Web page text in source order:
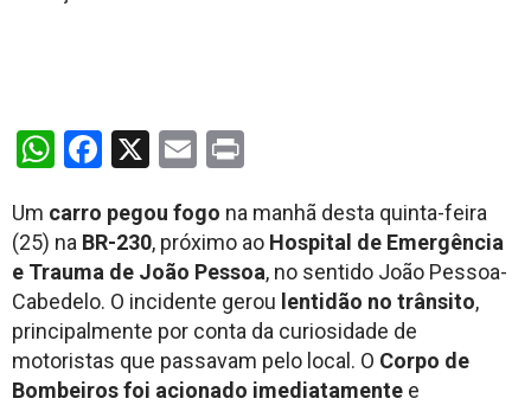
WhatsApp
Facebook
X Email
Um carro pegou fogo na manhã desta quinta-feira
(25) na BR-230, próximo ao Hospital de Emergência
e Trauma de João Pessoa, no sentido João Pessoa-
Cabedelo. O incidente gerou lentidão no trânsito,
principalmente por conta da curiosidade de
motoristas que passavam pelo local. O Corpo de
Bombeiros foi acionado imediatamente e